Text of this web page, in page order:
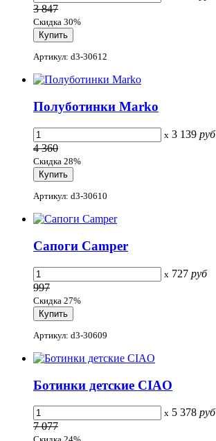
3 847
Скидка 30%
Артикул: d3-30612
Полуботинки Marko
x 3 139 руб
4 360
Скидка 28%
Артикул: d3-30610
Сапоги Camper
x 727 руб
997
Скидка 27%
Артикул: d3-30609
Ботинки детские CIAO
x 5 378 руб
7 077